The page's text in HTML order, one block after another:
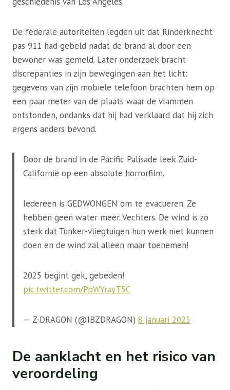
De federale autoriteiten legden uit dat Rinderknecht
pas 911 had gebeld nadat de brand al door een
bewoner was gemeld. Later onderzoek bracht
discrepanties in zijn bewegingen aan het licht:
gegevens van zijn mobiele telefoon brachten hem op
een paar meter van de plaats waar de vlammen
ontstonden, ondanks dat hij had verklaard dat hij zich
ergens anders bevond.
Door de brand in de Pacific Palisade leek Zuid-
Californië op een absolute horrorfilm.
Iedereen is GEDWONGEN om te evacueren. Ze
hebben geen water meer. Vechters. De wind is zo
sterk dat Tunker-vliegtuigen hun werk niet kunnen
doen en de wind zal alleen maar toenemen!
2025 begint gek, gebeden!
pic.twitter.com/PpWYrayT5C
— Z-DRAGON (@IBZDRAGON) 8 januari 2025
De aanklacht en het risico van
veroordeling